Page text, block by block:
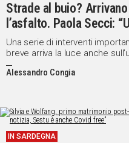
Strade al buio?
l’asfalto. Paola Secci:
varrà la pena”
Una serie di interventi
breve arriva la luce anche
Sestu - Elmas
Alessandro Congia
IN SARDEGNA